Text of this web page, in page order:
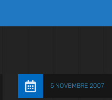
 5 NOVEMBRE 2007